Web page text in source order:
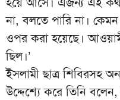
না, বলতে পারি না।
ওপর করা হয়েছে।
ছিল।’
ইসলামী ছাত্র শিবিরসহ
উদ্দেশ্যে করে তিনি